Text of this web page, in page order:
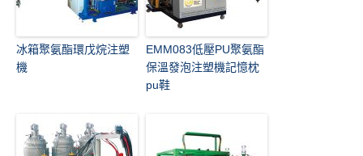
冰箱聚氨酯環戊烷注塑
機
EMM083低壓PU聚氨酯
保溫發泡注塑機記憶枕
pu鞋